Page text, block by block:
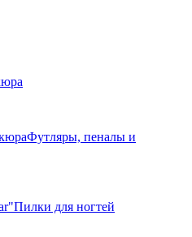
Футляры, пеналы и
Пилки для ногтей